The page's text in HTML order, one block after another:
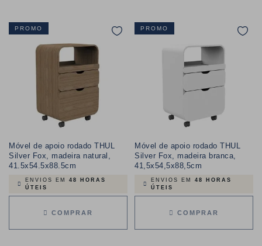
PROMO
Móvel de apoio rodado THUL
Silver Fox, madeira natural,
41.5x54.5x88.5cm
ENVIOS EM 48 HORAS
ÚTEIS
COMPRAR
PROMO
Móvel de apoio rodado THUL
Silver Fox, madeira branca,
41,5x54,5x88,5cm
ENVIOS EM 48 HORAS
ÚTEIS
COMPRAR